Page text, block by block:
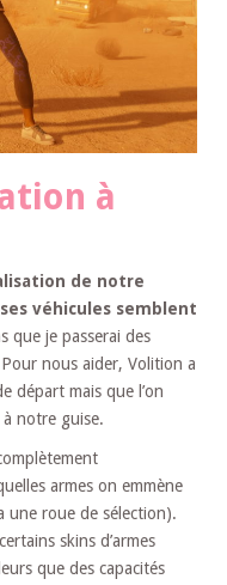
à
de notre
véhicules semblent
que je passerai des
nous aider, Volition a
départ mais que l’on
notre guise.
armes on emmène
une roue de sélection).
skins d’armes
que des capacités